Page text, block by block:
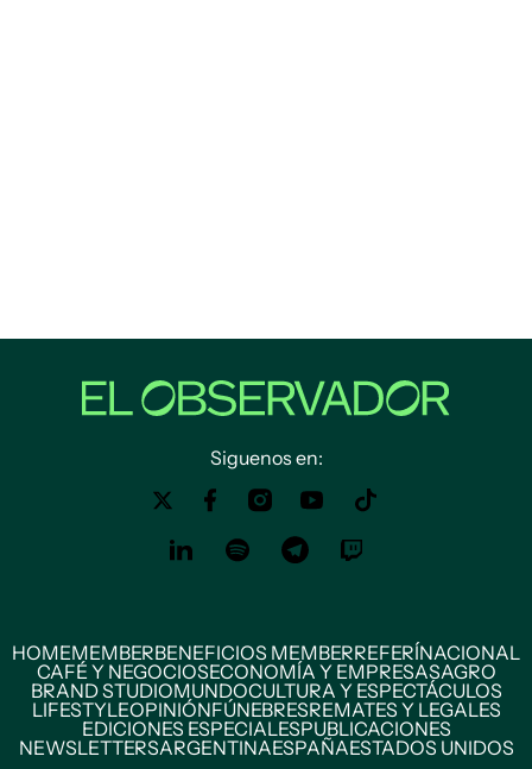
Siguenos en:
HOMEMEMBERBENEFICIOS MEMBERREFERÍNACIONAL
CAFÉ Y NEGOCIOSECONOMÍA Y EMPRESASAGRO
BRAND STUDIOMUNDOCULTURA Y ESPECTÁCULOS
LIFESTYLEOPINIÓNFÚNEBRESREMATES Y LEGALES
EDICIONES ESPECIALESPUBLICACIONES
NEWSLETTERSARGENTINAESPAÑAESTADOS UNIDOS